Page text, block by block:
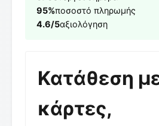
95%ποσοστό πληρωμής
4.6/5αξιολόγηση
Κατάθεση
κάρτες,